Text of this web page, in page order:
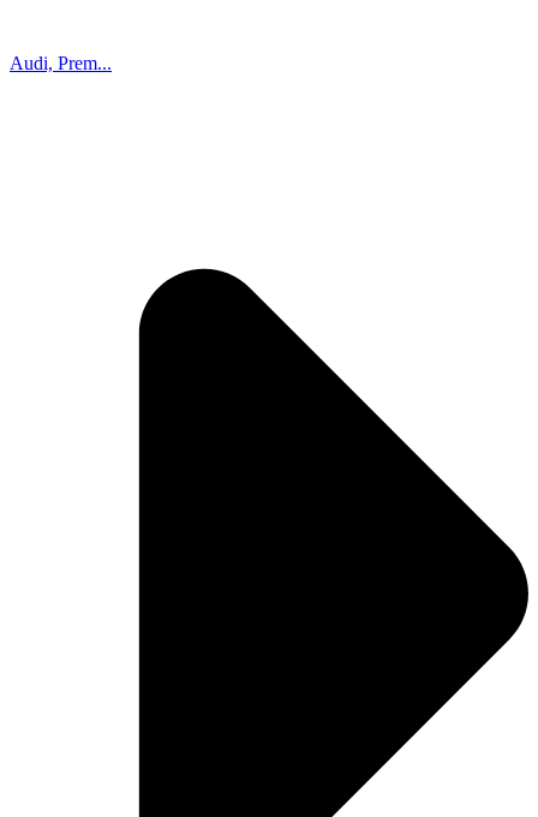
Audi, Prem...